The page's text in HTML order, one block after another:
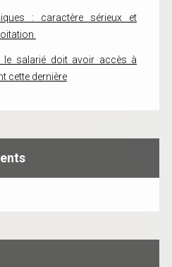
: caractère sérieux et
le salarié doit avoir accès à
cette dernière